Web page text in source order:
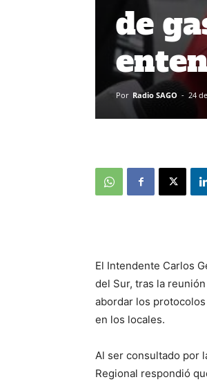
de
Por Radio SAGO - 24
El Intendente Carlos
del Sur, tras la
abordar los
en los locales.
Al ser consultado por
Regional respondió